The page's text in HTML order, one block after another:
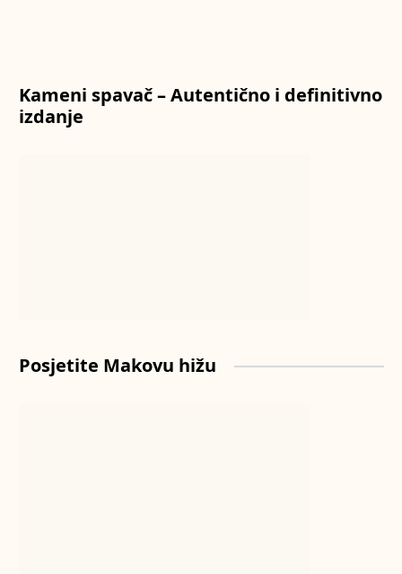
Kameni spavač – Autentično i definitivno
izdanje
Posjetite Makovu hižu